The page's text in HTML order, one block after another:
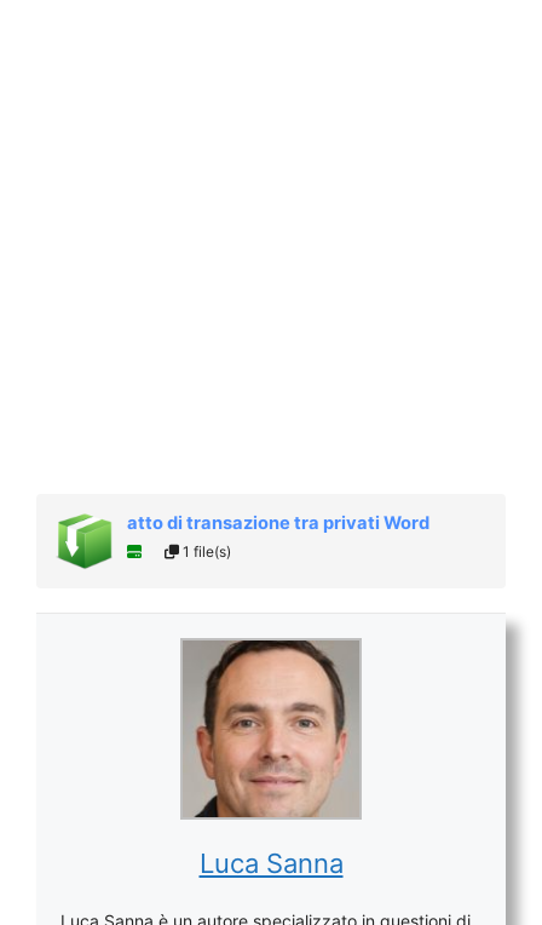
atto di transazione tra privati Word
1 file(s)
Luca Sanna
Luca Sanna è un autore specializzato in questioni di